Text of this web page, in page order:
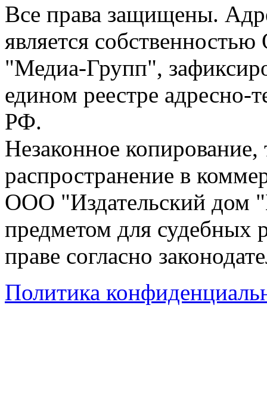
Все права защищены.
является
"Медиа-Групп",
едином реестре адресно-
РФ.
Незаконное
распространение в
ООО "Издательский дом
предметом для судебных
праве согласно
Политика